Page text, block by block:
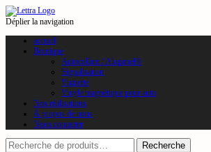
Déplier la navigation
accueil
Boutique
Autocollant / Alupanel®
Signalisation
Vignette
Vinyle magnétique pour auto
Nos réalisations
À propos de nous
Nous contacter